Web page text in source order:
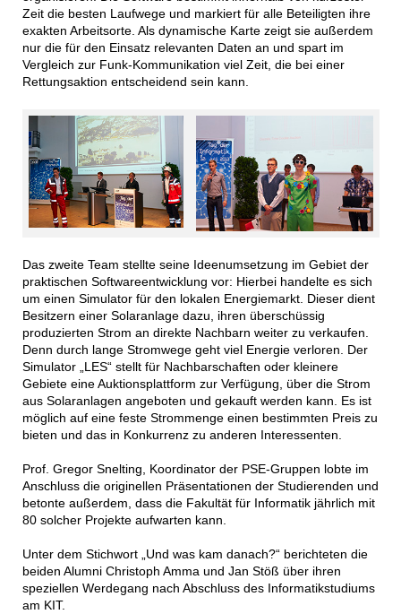
Zeit die besten Laufwege und markiert für alle Beteiligten ihre
exakten Arbeitsorte. Als dynamische Karte zeigt sie außerdem
nur die für den Einsatz relevanten Daten an und spart im
Vergleich zur Funk-Kommunikation viel Zeit, die bei einer
Rettungsaktion entscheidend sein kann.
Das zweite Team stellte seine Ideenumsetzung im Gebiet der
praktischen Softwareentwicklung vor: Hierbei handelte es sich
um einen Simulator für den lokalen Energiemarkt. Dieser dient
Besitzern einer Solaranlage dazu, ihren überschüssig
produzierten Strom an direkte Nachbarn weiter zu verkaufen.
Denn durch lange Stromwege geht viel Energie verloren. Der
Simulator „LES“ stellt für Nachbarschaften oder kleinere
Gebiete eine Auktionsplattform zur Verfügung, über die Strom
aus Solaranlagen angeboten und gekauft werden kann. Es ist
möglich auf eine feste Strommenge einen bestimmten Preis zu
bieten und das in Konkurrenz zu anderen Interessenten.
Prof. Gregor Snelting, Koordinator der PSE-Gruppen lobte im
Anschluss die originellen Präsentationen der Studierenden und
betonte außerdem, dass die Fakultät für Informatik jährlich mit
80 solcher Projekte aufwarten kann.
Unter dem Stichwort „Und was kam danach?“ berichteten die
beiden Alumni Christoph Amma und Jan Stöß über ihren
speziellen Werdegang nach Abschluss des Informatikstudiums
am KIT.